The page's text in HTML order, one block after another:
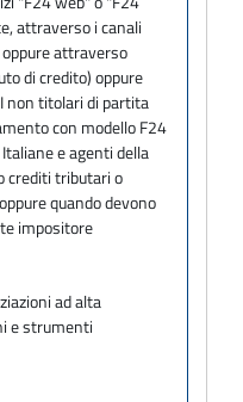
attraverso i canali
attraverso
di credito) oppure
non titolari di partita
con modello F24
e agenti della
crediti tributari o
quando devono
impositore
ad alta
e strumenti